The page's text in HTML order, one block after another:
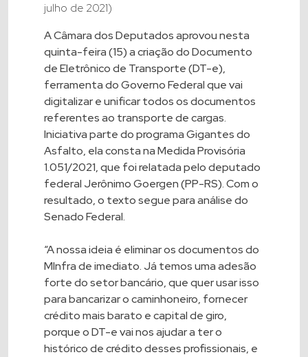
julho de 2021)
A Câmara dos Deputados aprovou nesta
quinta-feira (15) a criação do Documento
de Eletrônico de Transporte (DT-e),
ferramenta do Governo Federal que vai
digitalizar e unificar todos os documentos
referentes ao transporte de cargas.
Iniciativa parte do programa Gigantes do
Asfalto, ela consta na Medida Provisória
1.051/2021, que foi relatada pelo deputado
federal Jerônimo Goergen (PP-RS). Com o
resultado, o texto segue para análise do
Senado Federal.
“A nossa ideia é eliminar os documentos do
MInfra de imediato. Já temos uma adesão
forte do setor bancário, que quer usar isso
para bancarizar o caminhoneiro, fornecer
crédito mais barato e capital de giro,
porque o DT-e vai nos ajudar a ter o
histórico de crédito desses profissionais, e